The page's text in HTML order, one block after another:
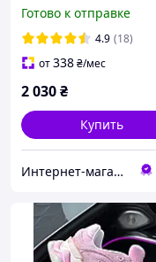
Готово к отправке
4.9 (18)
от338₴/мес
2 030₴
Купить
Интернет-магазин «Step Master»